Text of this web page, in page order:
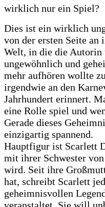
wirklich nur ein Spiel?
Dies ist ein wirklich
von der ersten Seite an
Welt, in die die Autorin
ungewöhnlich und
mehr aufhören wollte
irgendwie an den
Jahrhundert erinnert.
eine Rolle spiel und
Gerade dieses
einzigartig spannend.
Hauptfigur ist Scarlett
mit ihrer Schwester
wird. Seit ihre
hat, schreibt Scarlett
geheimnisvollen